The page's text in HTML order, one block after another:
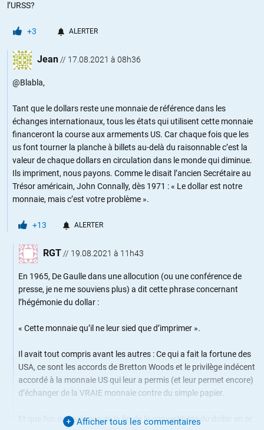
l’URSS?
+3 ALERTER
Jean // 17.08.2021 à 08h36
@Blabla,
Tant que le dollars reste une monnaie de référence dans les
échanges internationaux, tous les états qui utilisent cette monnaie
financeront la course aux armements US. Car chaque fois que les
us font tourner la planche à billets au-delà du raisonnable c’est la
valeur de chaque dollars en circulation dans le monde qui diminue.
Ils impriment, nous payons. Comme le disait l’ancien Secrétaire au
Trésor américain, John Connally, dès 1971 : « Le dollar est notre
monnaie, mais c’est votre problème ».
+13 ALERTER
RGT // 19.08.2021 à 11h43
En 1965, De Gaulle dans une allocution (ou une conférence de
presse, je ne me souviens plus) a dit cette phrase concernant
l’hégémonie du dollar :
« Cette monnaie qu’il ne leur sied que d’imprimer ».
Il avait tout compris avant les autres : Ce qui a fait la fortune des
USA, ce sont les accords de Bretton Woods et le privilège indécent
accordé à la monnaie US qui leur a permis (et leur permet encore)
d’échanger de la VRAIE monnaie contre du simple papier.
Et que l’on ne parle pas de la fin de la convertibilité du dollar en or
Afficher tous les commentaires